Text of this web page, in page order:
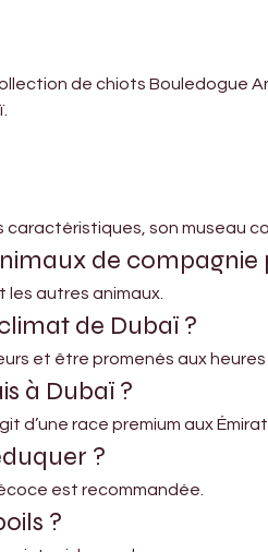
de chiots Bouledogue
son museau
de compagnie
autres animaux.
de Dubaï ?
et être promenés aux
à Dubaï ?
d’une race premium aux
?
est recommandée.
?